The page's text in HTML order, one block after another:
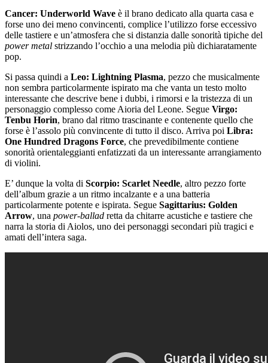
Cancer: Underworld Wave è il brano dedicato alla quarta casa e
forse uno dei meno convincenti, complice l’utilizzo forse eccessivo
delle tastiere e un’atmosfera che si distanzia dalle sonorità tipiche del
power metal strizzando l’occhio a una melodia più dichiaratamente
pop.
Si passa quindi a Leo: Lightning Plasma, pezzo che musicalmente
non sembra particolarmente ispirato ma che vanta un testo molto
interessante che descrive bene i dubbi, i rimorsi e la tristezza di un
personaggio complesso come Aioria del Leone. Segue Virgo:
Tenbu Horin, brano dal ritmo trascinante e contenente quello che
forse è l’assolo più convincente di tutto il disco. Arriva poi Libra:
One Hundred Dragons Force, che prevedibilmente contiene
sonorità orientaleggianti enfatizzati da un interessante arrangiamento
di violini.
E’ dunque la volta di Scorpio: Scarlet Needle, altro pezzo forte
dell’album grazie a un ritmo incalzante e a una batteria
particolarmente potente e ispirata. Segue Sagittarius: Golden
Arrow, una power-ballad retta da chitarre acustiche e tastiere che
narra la storia di Aiolos, uno dei personaggi secondari più tragici e
amati dell’intera saga.